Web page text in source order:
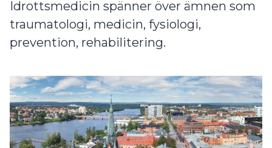
Idrottsmedicin spänner över ämnen som
traumatologi, medicin, fysiologi,
prevention, rehabilitering.